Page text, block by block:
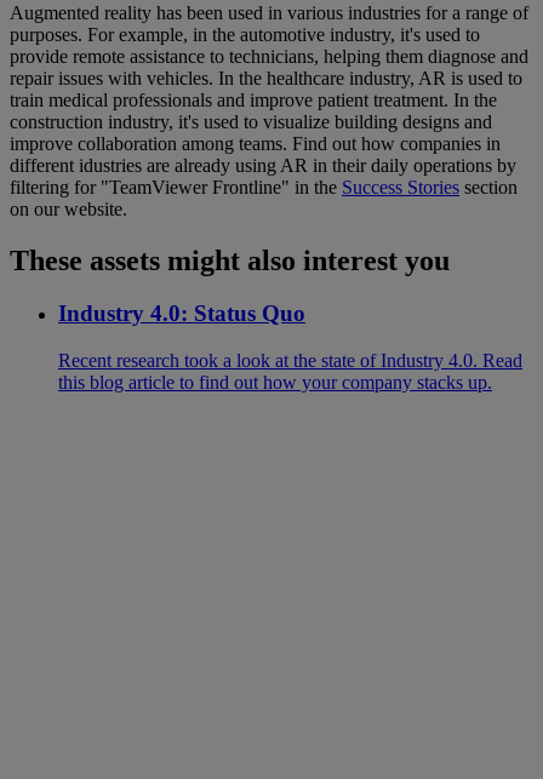
Augmented reality has been used in various industries for a range of
purposes. For example, in the automotive industry, it's used to
provide remote assistance to technicians, helping them diagnose and
repair issues with vehicles. In the healthcare industry, AR is used to
train medical professionals and improve patient treatment. In the
construction industry, it's used to visualize building designs and
improve collaboration among teams. Find out how companies in
different idustries are already using AR in their daily operations by
filtering for "TeamViewer Frontline" in the Success Stories section
on our website.
These assets might also interest you
Industry 4.0: Status Quo
Recent research took a look at the state of Industry 4.0. Read
this blog article to find out how your company stacks up.